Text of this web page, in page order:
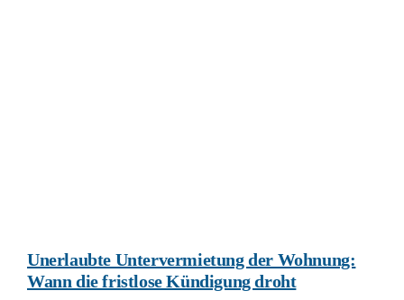
Unerlaubte Untervermietung der Wohnung:
Wann die fristlose Kündigung droht